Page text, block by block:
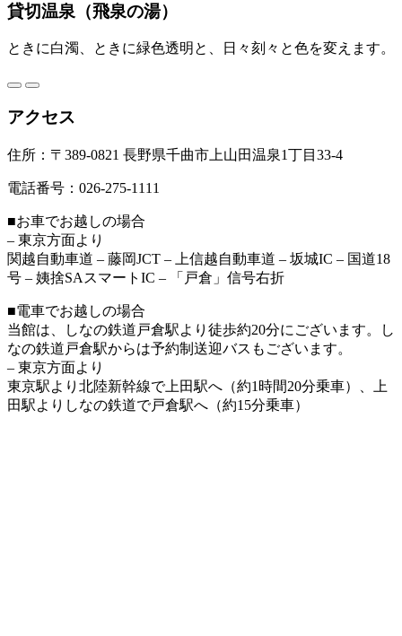
貸切温泉（飛泉の湯）
ときに白濁、ときに緑色透明と、日々刻々と色を変えます。
アクセス
住所：〒389-0821 長野県千曲市上山田温泉1丁目33-4
電話番号：026-275-1111
■お車でお越しの場合
– 東京方面より
関越自動車道 – 藤岡JCT – 上信越自動車道 – 坂城IC – 国道18
号 – 姨捨SAスマートIC – 「戸倉」信号右折
■電車でお越しの場合
当館は、しなの鉄道戸倉駅より徒歩約20分にございます。し
なの鉄道戸倉駅からは予約制送迎バスもございます。
– 東京方面より
東京駅より北陸新幹線で上田駅へ（約1時間20分乗車）、上
田駅よりしなの鉄道で戸倉駅へ（約15分乗車）